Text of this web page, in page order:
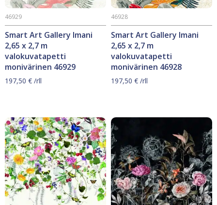
Smart Art Gallery Imani
2,65 x 2,7 m
valokuvatapetti
monivärinen 46929
46929
197,50 € /rll
Smart Art Gallery Imani
2,65 x 2,7 m
valokuvatapetti
monivärinen 46928
46928
197,50 € /rll